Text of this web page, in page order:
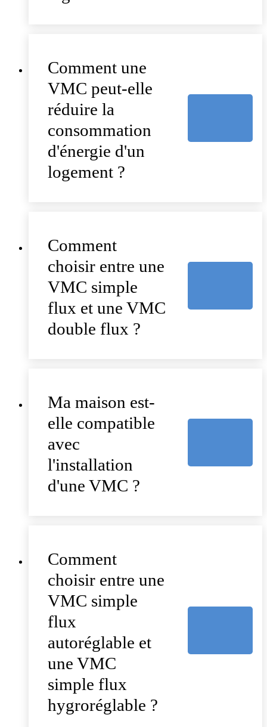
Comment une
VMC peut-elle
réduire la
consommation
d'énergie d'un
logement ?
Comment
choisir entre une
VMC simple
flux et une VMC
double flux ?
Ma maison est-
elle compatible
avec
l'installation
d'une VMC ?
Comment
choisir entre une
VMC simple
flux
autoréglable et
une VMC
simple flux
hygroréglable ?